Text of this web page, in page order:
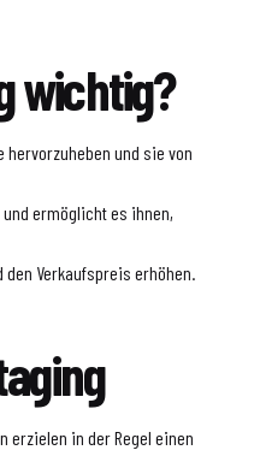
wichtig?
und sie von
ermöglicht es ihnen,
den Verkaufspreis erhöhen.
erzielen in der Regel einen